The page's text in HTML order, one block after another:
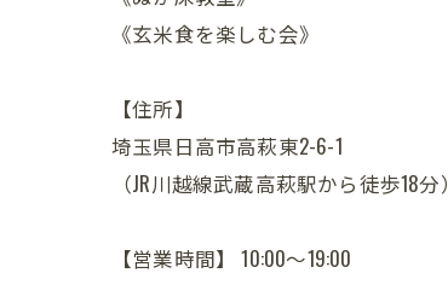
《玄米食を楽しむ会》
【住所】
埼玉県日高市高萩東2-6-1
（JR川越線武蔵高萩駅から徒歩18分）
【営業時間】 10:00～19:00